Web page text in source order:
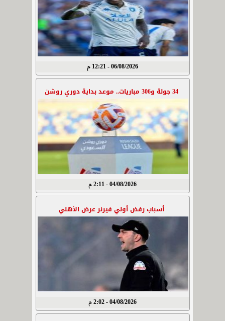
06/08/2026 - 12:21 م
34 جولة و306 مباريات.. موعد بداية دوري روشن
04/08/2026 - 2:11 م
أسباب رفض أولي فيرنر عرض الأهلي
04/08/2026 - 2:02 م